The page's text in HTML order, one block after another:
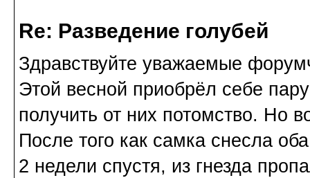
Re: Разведение голубей
Здравствуйте уважаемые
Этой весной приобрёл себе
получить от них потомство. Но
После того как самка снесла
2 недели спустя, из гнезда